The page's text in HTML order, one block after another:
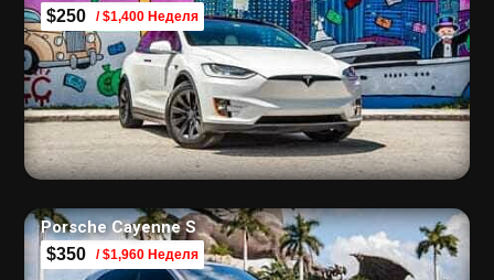
$250 / $1,400 Неделя
Porsche Cayenne S
$350 / $1,960 Неделя